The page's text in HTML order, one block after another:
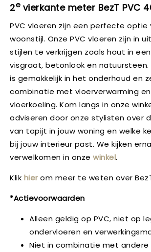
2e vierkante meter BezT PVC
PVC vloeren zijn een perfecte optie
woonstijl. Onze PVC vloeren zijn in
stijlen te verkrijgen zoals hout in
visgraat, betonlook en natuursteen.
is gemakkelijk in het onderhoud en
combinatie met vloerverwarming en
vloerkoeling. Kom langs in onze
adviseren door onze stylisten over
van tapijt in jouw woning en welke
bij jouw interieur past. We kijken
verwelkomen in onze winkel.
Klik hierom meer te weten over
*Actievoorwaarden
Alleen geldig op PVC, niet op
ondervloeren en
Niet in combinatie met